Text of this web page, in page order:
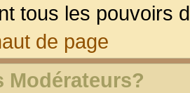
tous les pouvoirs
de page
Modérateurs?